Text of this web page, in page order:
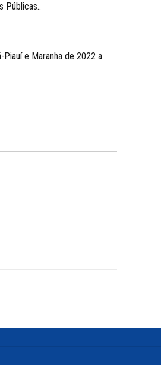
Públicas..
e Maranha de 2022 a